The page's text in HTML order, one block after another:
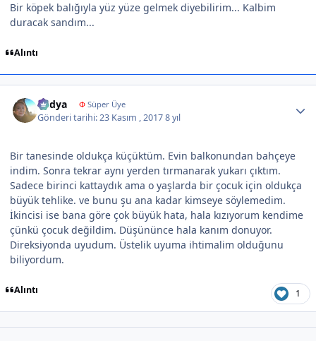
Bir köpek balığıyla yüz yüze gelmek diyebilirim... Kalbim
duracak sandım...
Alıntı
Radya ΦSüper Üye
Gönderi tarihi:23 Kasım , 20178 yıl
Bir tanesinde oldukça küçüktüm. Evin balkonundan bahçeye
indim. Sonra tekrar aynı yerden tırmanarak yukarı çıktım.
Sadece birinci kattaydık ama o yaşlarda bir çocuk için oldukça
büyük tehlike. ve bunu şu ana kadar kimseye söylemedim.
İkincisi ise bana göre çok büyük hata, hala kızıyorum kendime
çünkü çocuk değildim. Düşününce hala kanım donuyor.
Direksiyonda uyudum. Üstelik uyuma ihtimalim olduğunu
biliyordum.
Alıntı 1